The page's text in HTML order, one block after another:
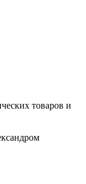
товаров и